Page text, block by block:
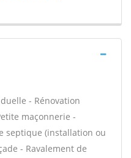
- Rénovation
maçonnerie -
septique (installation ou
- Ravalement de